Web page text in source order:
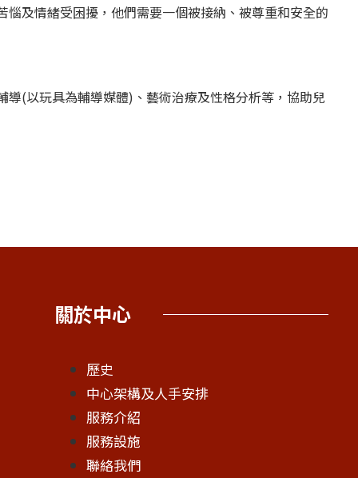
及情緒受困擾，他們需要一個被接納、被尊重和安全的
(以玩具為輔導媒體)、藝術治療及性格分析等，協助兒
關於中心
歷史
中心架構及人手安排
服務介紹
服務設施
聯絡我們